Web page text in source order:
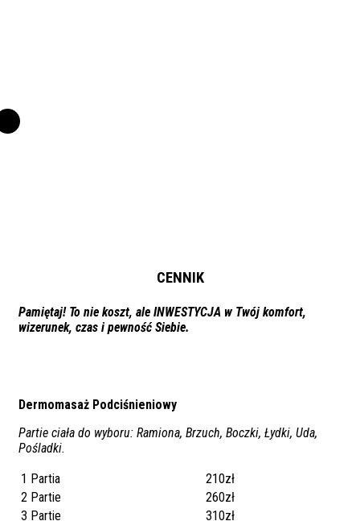
CENNIK
Pamiętaj! To nie koszt, ale INWESTYCJA w Twój komfort,
wizerunek, czas i pewność Siebie.
Dermomasaż Podciśnieniowy
Partie ciała do wyboru: Ramiona, Brzuch, Boczki, Łydki, Uda,
Pośladki.
1 Partia
210zł
2 Partie
260zł
3 Partie
310zł